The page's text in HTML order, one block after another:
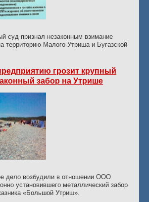
суд признал незаконным взимание
территорию Малого Утриша и Бугазской
грозит крупный
забор на Утрише
дело возбудили в отношении ООО
установившего металлический забор
«Большой Утриш».